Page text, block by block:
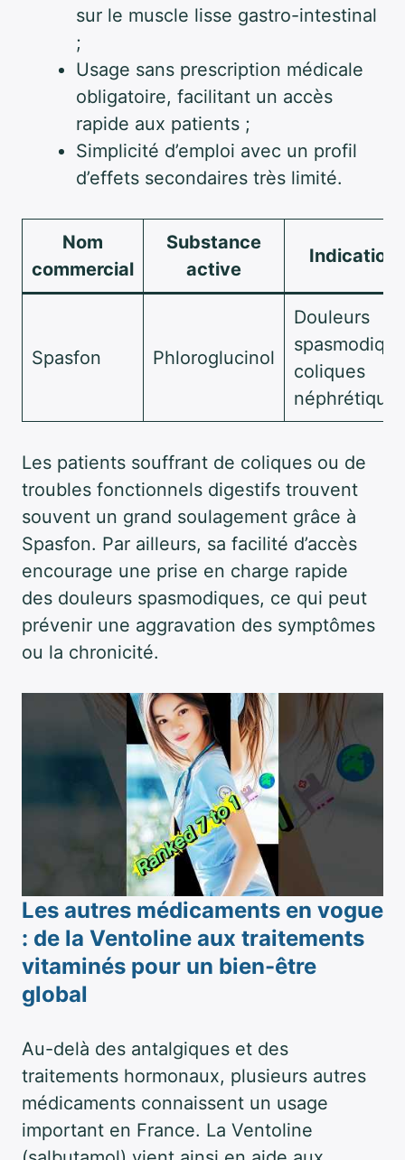
sur le muscle lisse gastro-intestinal
;
Usage sans prescription médicale
obligatoire, facilitant un accès
rapide aux patients ;
Simplicité d’emploi avec un profil
d’effets secondaires très limité.
Nom
commercial
Substance
active
Spasfon Phloroglucinol
Douleurs
coliques
Les patients souffrant de coliques ou de
troubles fonctionnels digestifs trouvent
souvent un grand soulagement grâce à
Spasfon. Par ailleurs, sa facilité d’accès
encourage une prise en charge rapide
des douleurs spasmodiques, ce qui peut
prévenir une aggravation des symptômes
ou la chronicité.
Les autres médicaments en vogue
: de la Ventoline aux traitements
vitaminés pour un bien-être
global
Au-delà des antalgiques et des
traitements hormonaux, plusieurs autres
médicaments connaissent un usage
important en France. La Ventoline